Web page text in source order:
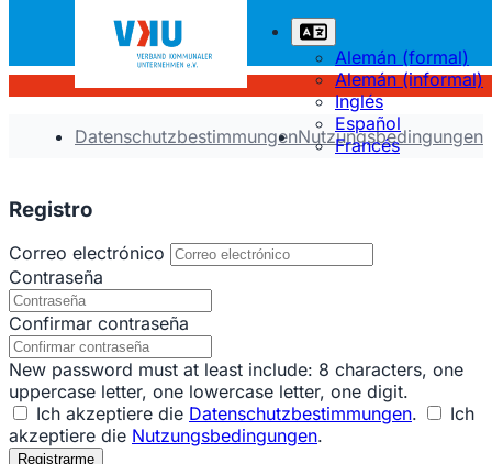
Alemán (formal)
Alemán (informal)
Inglés
Español
Francés
DatenschutzbestimmungenNutzungsbedingungen
Registro
Correo electrónico
Contraseña
Confirmar contraseña
New password must at least include: 8 characters, one
uppercase letter, one lowercase letter, one digit.
Ich akzeptiere die Datenschutzbestimmungen.
Ich
akzeptiere die Nutzungsbedingungen.